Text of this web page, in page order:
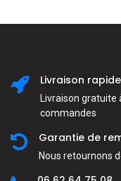
Livraison
Livraison gratuite
commandes
Garantie de
Nous retournons